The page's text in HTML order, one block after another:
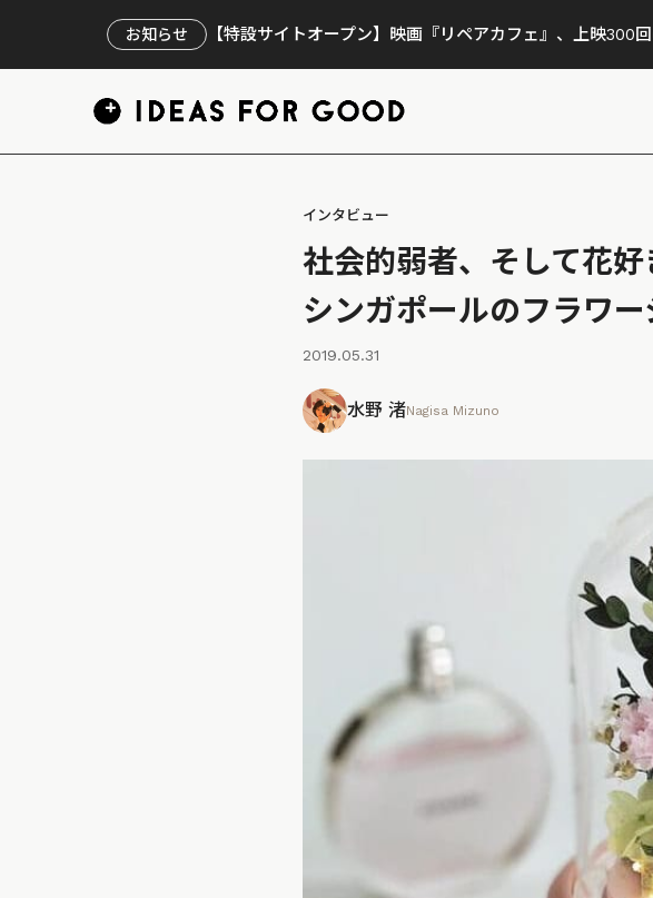
お知らせ 【特設サイトオープン】映画『リペアカフェ』、上映300
インタビュー
社会的弱者、そして花好
シンガポールのフラワ
2019.05.31
水野 渚Nagisa Mizuno